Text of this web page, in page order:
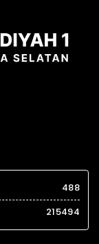
488
215494